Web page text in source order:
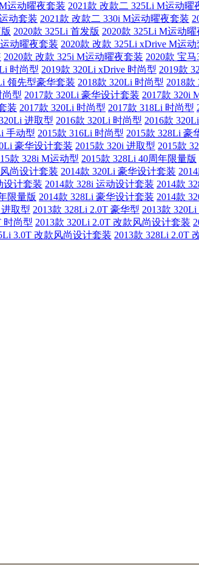
运动曜夜套装 2021款 改款二 325Li M运动曜
动套装 2021款 改款二 330i M运动曜夜套装
2020款 325Li 首发版 2020款 325Li M运动曜
动曜夜套装 2020款 改款 325Li xDrive M运动
2020款 改款 325i M运动曜夜套装 2020款 宝
时尚型 2019款 320Li xDrive 时尚型 2019款
领先型豪华套装 2018款 320Li 时尚型 2018款
尚型 2017款 320Li 豪华设计套装 2017款 320i
装 2017款 320Li 时尚型 2017款 318Li 时尚型
进取型 2016款 320Li 时尚型 2016款
手动型 2015款 316Li 时尚型 2015款 328Li 豪
豪华设计套装 2015款 320i 进取型 2015款
款 328i M运动型 2015款 328Li 40周年限量版
尚设计套装 2014款 320Li 豪华设计套装
设计套装 2014款 328i 运动设计套装 2014款
限量版 2014款 328Li 豪华设计套装 2014款
进取型 2013款 328Li 2.0T 豪华型 2013款
时尚型 2013款 320Li 2.0T 改款风尚设计套装
3.0T 改款风尚设计套装 2013款 328Li 2.0T